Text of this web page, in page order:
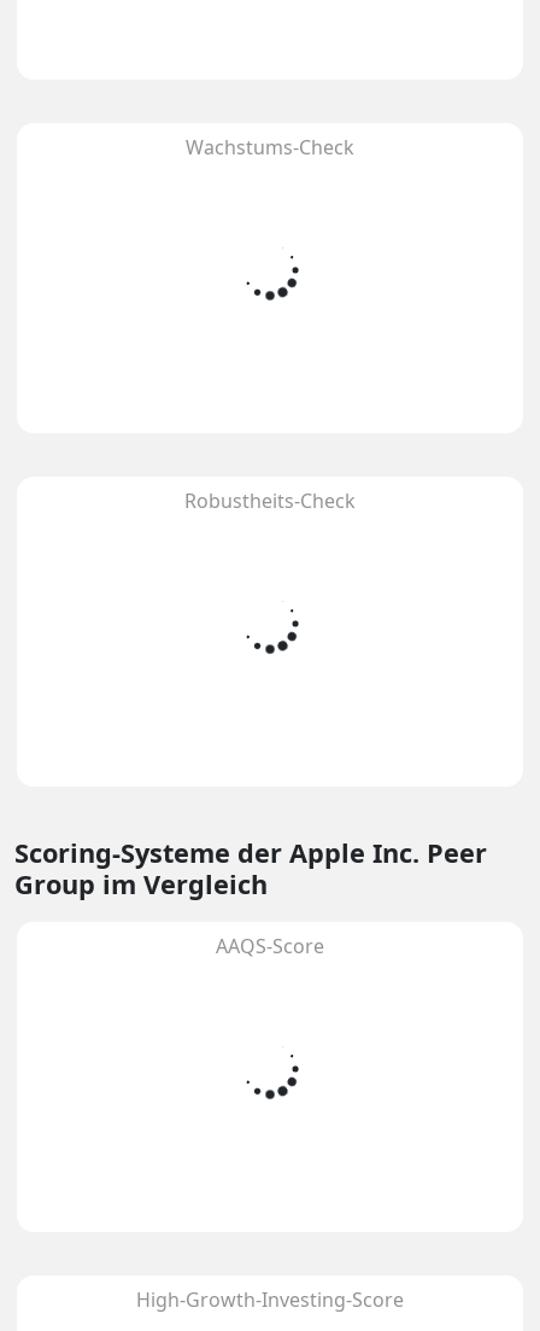
Wachstums-Check
Robustheits-Check
Scoring-Systeme der Apple Inc. Peer
Group im Vergleich
AAQS-Score
High-Growth-Investing-Score